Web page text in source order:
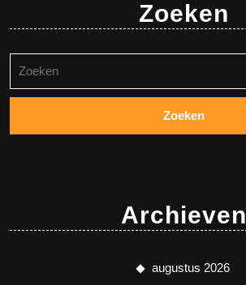
Zoeken
naar:
Archieven
augustus 2026